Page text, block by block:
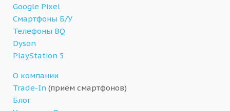
Google Pixel
Смартфоны Б/У
Телефоны BQ
Dyson
PlayStation 5
О компании
Trade-In (приём смартфонов)
Блог